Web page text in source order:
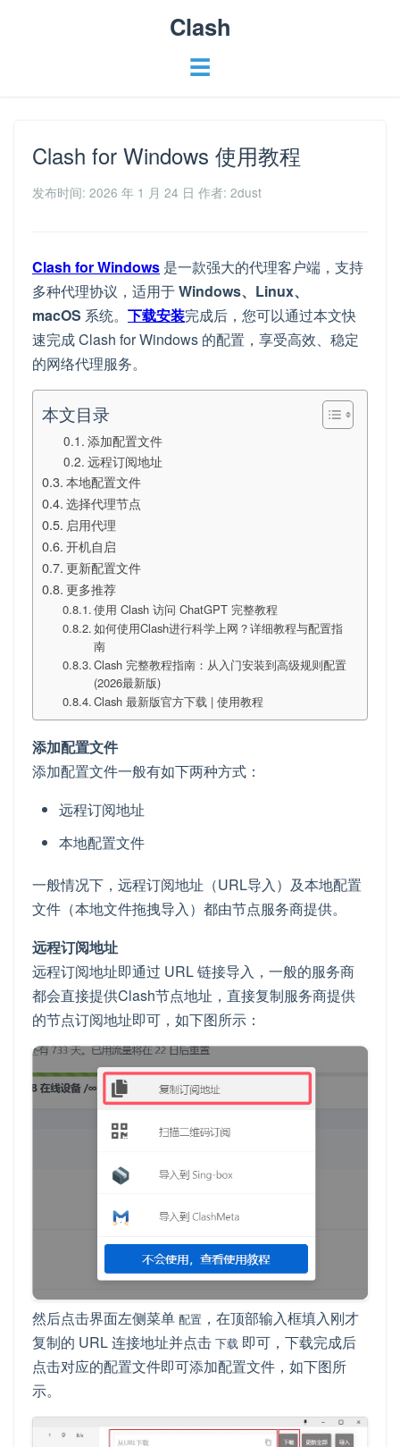
Clash
☰
Clash for Windows 使用教程
发布时间: 2026 年 1 月 24 日 作者: 2dust
Clash for Windows 是一款强大的代理客户端，支持
多种代理协议，适用于Windows、Linux、
macOS 系统。 下载安装完成后，您可以通过本文快
速完成 Clash for Windows 的配置，享受高效、稳定
的网络代理服务。
本文目录
添加配置文件
远程订阅地址
本地配置文件
选择代理节点
启用代理
开机自启
更新配置文件
更多推荐
使用 Clash 访问 ChatGPT 完整教程
如何使用Clash进行科学上网？详细教程与配置指
南
Clash 完整教程指南：从入门安装到高级规则配置
(2026最新版)
Clash 最新版官方下载 | 使用教程
添加配置文件
添加配置文件一般有如下两种方式：
远程订阅地址
本地配置文件
一般情况下，远程订阅地址（URL导入）及本地配置
文件（本地文件拖拽导入）都由节点服务商提供。
远程订阅地址
远程订阅地址即通过 URL 链接导入，一般的服务商
都会直接提供Clash节点地址，直接复制服务商提供
的节点订阅地址即可，如下图所示：
然后点击界面左侧菜单 配置 ，在顶部输入框填入刚才
复制的 URL 连接地址并点击 下载 即可，下载完成后
点击对应的配置文件即可添加配置文件，如下图所
示。